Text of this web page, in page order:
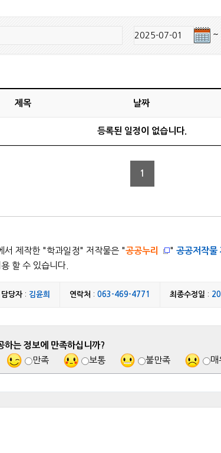
~
제목 날짜
등록된 일정이 없습니다.
1
서 제작한 " 학과일정" 저작물은 "공공누리 " 공공저작물
할 수 있습니다.
담당자: 김윤희 연락처 : 063-469-4771 최종수정일 :
하는 정보에 만족하십니까?
만족 보통 불만족 매